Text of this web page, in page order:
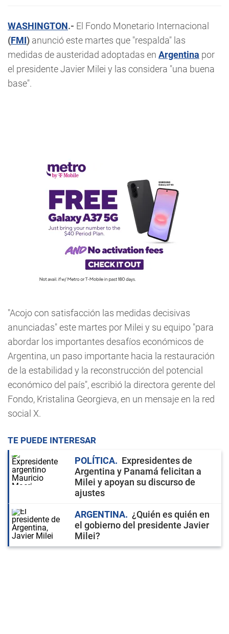
WASHINGTON.- El Fondo Monetario Internacional
(FMI) anunció este martes que "respalda" las
medidas de austeridad adoptadas en Argentina por
el presidente Javier Milei y las considera "una buena
base".
"Acojo con satisfacción las medidas decisivas
anunciadas" este martes por Milei y su equipo "para
abordar los importantes desafíos económicos de
Argentina, un paso importante hacia la restauración
de la estabilidad y la reconstrucción del potencial
económico del país", escribió la directora gerente del
Fondo, Kristalina Georgieva, en un mensaje en la red
social X.
TE PUEDE INTERESAR
POLÍTICA
Expresidentes de
Argentina y Panamá felicitan a
Milei y apoyan su discurso de
ajustes
ARGENTINA
¿Quién es quién en
el gobierno del presidente Javier
Milei?